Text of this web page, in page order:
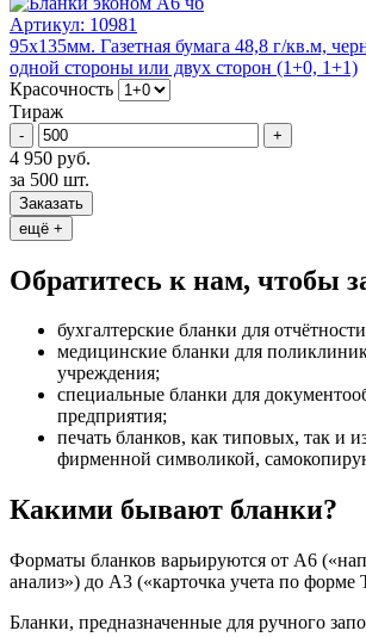
Артикул: 10981
95х135мм. Газетная бумага 48,8 г/кв.м,
одной стороны или двух сторон (1+0, 1+1)
Красочность
Тираж
- +
4 950 руб.
за 500 шт.
Заказать
ещё +
Обратитесь к нам, чтобы
бухгалтерские бланки для
медицинские бланки для
учреждения;
специальные бланки для
предприятия;
печать бланков, как типовых, так и
фирменной символикой,
Какими бывают бланки?
Форматы бланков варьируются от А6
анализ») до А3 («карточка учета по форме
Бланки, предназначенные для ручного